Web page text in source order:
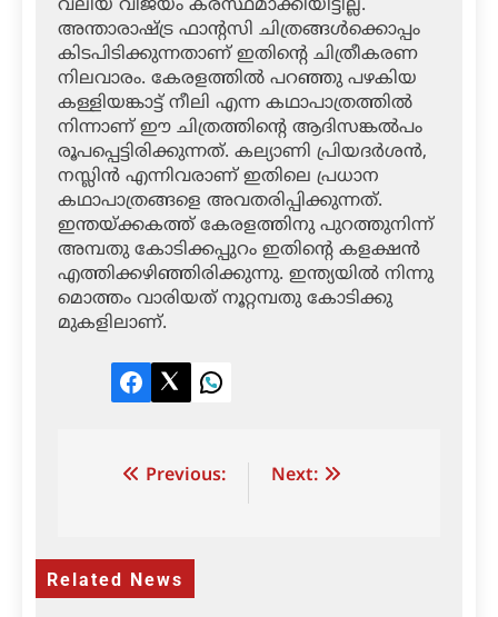
വലിയ വിജയം കരസ്ഥമാക്കിയിട്ടില്ല.
അന്താരാഷ്ട്ര ഫാന്റസി ചിത്രങ്ങള്‍ക്കൊപ്പം
കിടപിടിക്കുന്നതാണ് ഇതിന്റെ ചിത്രീകരണ
നിലവാരം. കേരളത്തില്‍ പറഞ്ഞു പഴകിയ
കള്ളിയങ്കാട്ട് നീലി എന്ന കഥാപാത്രത്തില്‍
നിന്നാണ് ഈ ചിത്രത്തിന്റെ ആദിസങ്കല്‍പം
രൂപപ്പെട്ടിരിക്കുന്നത്. കല്യാണി പ്രിയദര്‍ശന്‍,
നസ്ലിന്‍ എന്നിവരാണ് ഇതിലെ പ്രധാന
കഥാപാത്രങ്ങളെ അവതരിപ്പിക്കുന്നത്.
ഇന്തയ്ക്കകത്ത് കേരളത്തിനു പുറത്തുനിന്ന്
അമ്പതു കോടിക്കപ്പുറം ഇതിന്റെ കളക്ഷന്‍
എത്തിക്കഴിഞ്ഞിരിക്കുന്നു. ഇന്ത്യയില്‍ നിന്നു
മൊത്തം വാരിയത് നൂറ്റമ്പതു കോടിക്കു
മുകളിലാണ്.
Facebook
TwitterLinkedIn
Post Previous: Next:
Related News